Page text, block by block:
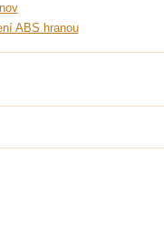
ABS hranou